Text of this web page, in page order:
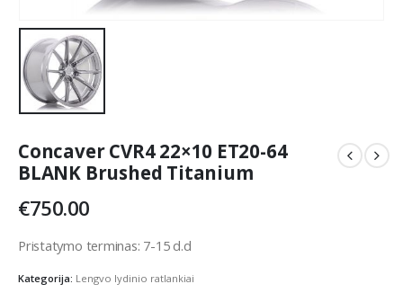
Concaver CVR4 22×10 ET20-64
BLANK Brushed Titanium
€750.00
Pristatymo terminas: 7-15 d.d
Kategorija: Lengvo lydinio ratlankiai